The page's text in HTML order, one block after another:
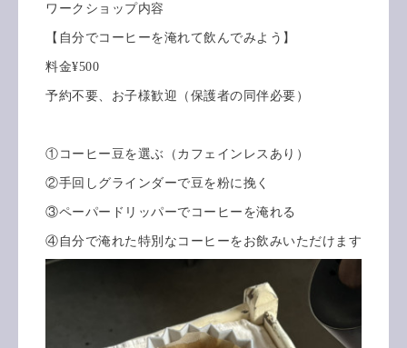
ワークショップ内容
【自分でコーヒーを淹れて飲んでみよう】
料金¥500
予約不要、お子様歓迎（保護者の同伴必要）
①コーヒー豆を選ぶ（カフェインレスあり）
②手回しグラインダーで豆を粉に挽く
③ペーパードリッパーでコーヒーを淹れる
④自分で淹れた特別なコーヒーをお飲みいただけます